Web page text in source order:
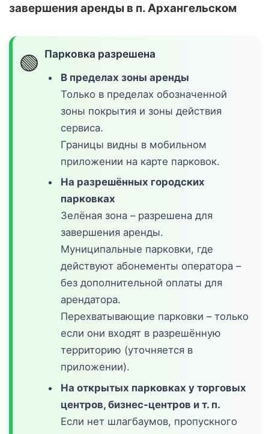
завершения аренды в п. Архангельском
🟢 Парковка разрешена
В пределах зоны аренды
Только в пределах обозначенной
зоны покрытия и зоны действия
сервиса.
Границы видны в мобильном
приложении на карте парковок.
На разрешённых городских
парковках
Зелёная зона – разрешена для
завершения аренды.
Муниципальные парковки, где
действуют абонементы оператора –
без дополнительной оплаты для
арендатора.
Перехватывающие парковки – только
если они входят в разрешённую
территорию (уточняется в
приложении).
На открытых парковках у торговых
центров, бизнес-центров и т. п.
Если нет шлагбаумов, пропускного